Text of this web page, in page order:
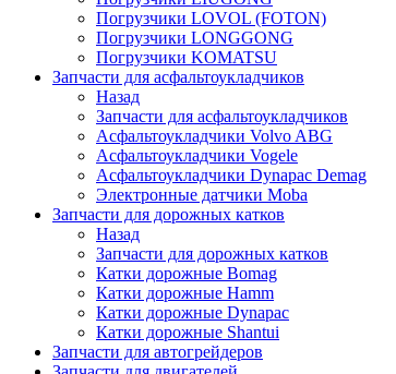
Погрузчики LOVOL (FOTON)
Погрузчики LONGGONG
Погрузчики KOMATSU
Запчасти для асфальтоукладчиков
Назад
Запчасти для асфальтоукладчиков
Асфальтоукладчики Volvo ABG
Асфальтоукладчики Vogele
Асфальтоукладчики Dynapac Demag
Электронные датчики Moba
Запчасти для дорожных катков
Назад
Запчасти для дорожных катков
Катки дорожные Bomag
Катки дорожные Hamm
Катки дорожные Dynapac
Катки дорожные Shantui
Запчасти для автогрейдеров